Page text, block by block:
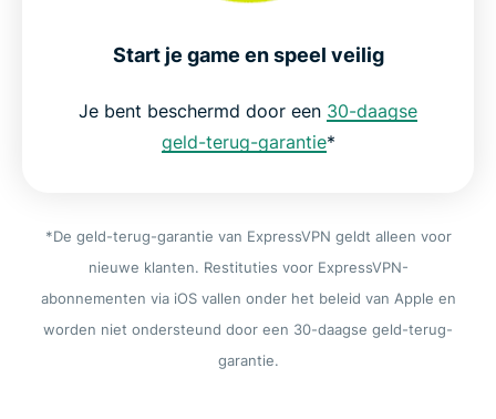
Start je game en speel veilig
Je bent beschermd door een 30-daagse
geld-terug-garantie*
*De geld-terug-garantie van ExpressVPN geldt alleen voor
nieuwe klanten. Restituties voor ExpressVPN-
abonnementen via iOS vallen onder het beleid van Apple en
worden niet ondersteund door een 30-daagse geld-terug-
garantie.